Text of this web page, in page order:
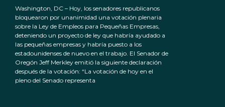
Washington, DC – Hoy, los senadores republicanos
bloquearon por unanimidad una votación plenaria
sobre la Ley de Empleos para Pequeñas Empresas,
deteniendo un proyecto de ley que habría ayudado a
las pequeñas empresas y habría puesto a los
estadounidenses de nuevo en el trabajo. El Senador de
Oregón Jeff Merkley emitió la siguiente declaración
después de la votación: “La votación de hoy en el
pleno del Senado representa